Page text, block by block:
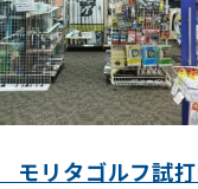
モリタゴルフ試